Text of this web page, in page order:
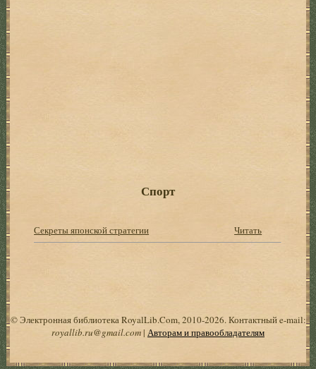
Спорт
Секреты японской стратегии Читать
© Электронная библиотека RoyalLib.Com, 2010-2026. Контактный e-mail:
royallib.ru@gmail.com| Авторам и правообладателям